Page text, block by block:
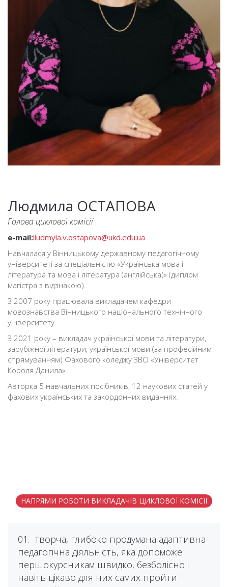
Людмила ОСТАПОВА
Голова циклової комісії
e-mail:liudmyla.v.ostapova@ukd.edu.ua
Навчалася у Вінницькому державному педагогічному
університеті за спеціальністю «Українська мова і
література та мова і література (англійська)» (диплом
магістра з відзнакою).
З 2007 року працювала викладачем кафедри
мовознавства Вінницького національного технічного
університету.
З 2021 року – викладач української мови та літератури,
зарубіжної літератури, української мови (за професійним
спрямуванням) Фахового коледжу ЗВО «Університет
Короля Данила».
Авторка 5 навчальних посібників, 12 наукових статей у
фахових українських та закордонних виданнях.
НАПРЯМИ РОБОТИ ВИКЛАДАЧІВ ЦИКЛОВОЇ КОМІСІЇ
01. творча, глибоко продумана адаптивна
педагогічна діяльність, яка допоможе
першокурсникам швидко, безболісно і
навіть цікаво для них самих пройти